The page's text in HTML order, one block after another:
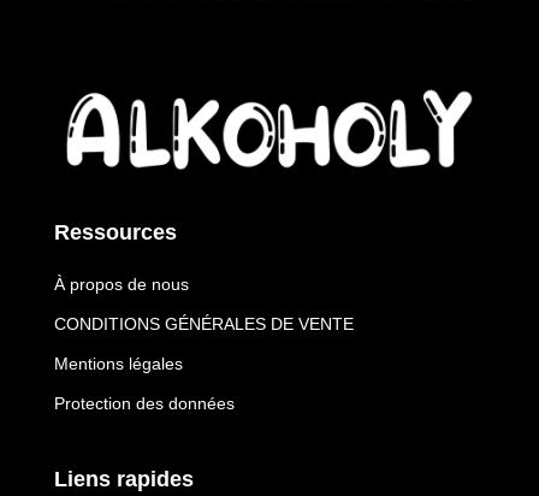
Ressources
À propos de nous
CONDITIONS GÉNÉRALES DE VENTE
Mentions légales
Protection des données
Liens rapides